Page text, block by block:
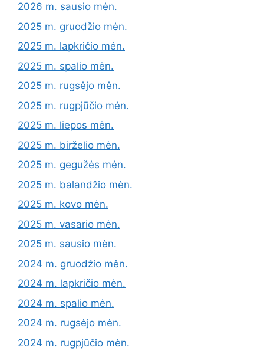
2026 m. sausio mėn.
2025 m. gruodžio mėn.
2025 m. lapkričio mėn.
2025 m. spalio mėn.
2025 m. rugsėjo mėn.
2025 m. rugpjūčio mėn.
2025 m. liepos mėn.
2025 m. birželio mėn.
2025 m. gegužės mėn.
2025 m. balandžio mėn.
2025 m. kovo mėn.
2025 m. vasario mėn.
2025 m. sausio mėn.
2024 m. gruodžio mėn.
2024 m. lapkričio mėn.
2024 m. spalio mėn.
2024 m. rugsėjo mėn.
2024 m. rugpjūčio mėn.